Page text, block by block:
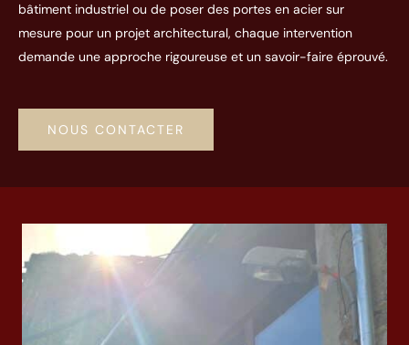
bâtiment industriel ou de poser des portes en acier sur
mesure pour un projet architectural, chaque intervention
demande une approche rigoureuse et un savoir-faire éprouvé.
NOUS CONTACTER